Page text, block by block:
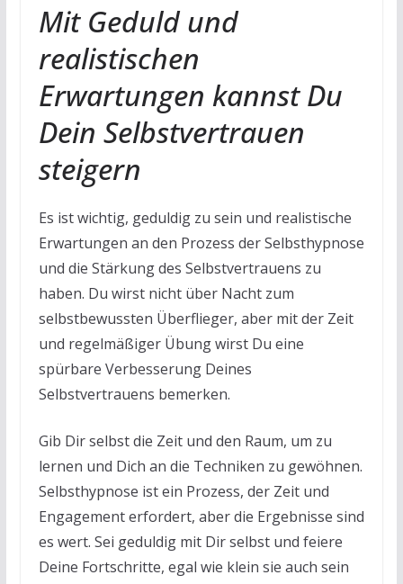
Mit Geduld und
realistischen
Erwartungen kannst Du
Dein Selbstvertrauen
steigern
Es ist wichtig, geduldig zu sein und realistische
Erwartungen an den Prozess der Selbsthypnose
und die Stärkung des Selbstvertrauens zu
haben. Du wirst nicht über Nacht zum
selbstbewussten Überflieger, aber mit der Zeit
und regelmäßiger Übung wirst Du eine
spürbare Verbesserung Deines
Selbstvertrauens bemerken.
Gib Dir selbst die Zeit und den Raum, um zu
lernen und Dich an die Techniken zu gewöhnen.
Selbsthypnose ist ein Prozess, der Zeit und
Engagement erfordert, aber die Ergebnisse sind
es wert. Sei geduldig mit Dir selbst und feiere
Deine Fortschritte, egal wie klein sie auch sein